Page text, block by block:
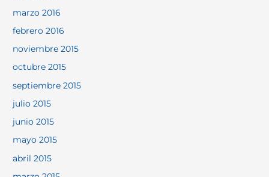
marzo 2016
febrero 2016
noviembre 2015
octubre 2015
septiembre 2015
julio 2015
junio 2015
mayo 2015
abril 2015